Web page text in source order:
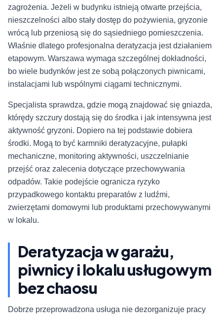
zagrożenia. Jeżeli w budynku istnieją otwarte przejścia,
nieszczelności albo stały dostęp do pożywienia, gryzonie
wrócą lub przeniosą się do sąsiedniego pomieszczenia.
Właśnie dlatego profesjonalna deratyzacja jest działaniem
etapowym. Warszawa wymaga szczególnej dokładności,
bo wiele budynków jest ze sobą połączonych piwnicami,
instalacjami lub wspólnymi ciągami technicznymi.
Specjalista sprawdza, gdzie mogą znajdować się gniazda,
którędy szczury dostają się do środka i jak intensywna jest
aktywność gryzoni. Dopiero na tej podstawie dobiera
środki. Mogą to być karmniki deratyzacyjne, pułapki
mechaniczne, monitoring aktywności, uszczelnianie
przejść oraz zalecenia dotyczące przechowywania
odpadów. Takie podejście ogranicza ryzyko
przypadkowego kontaktu preparatów z ludźmi,
zwierzętami domowymi lub produktami przechowywanymi
w lokalu.
Deratyzacja w garażu,
piwnicy i lokalu usługowym
bez chaosu
Dobrze przeprowadzona usługa nie dezorganizuje pracy